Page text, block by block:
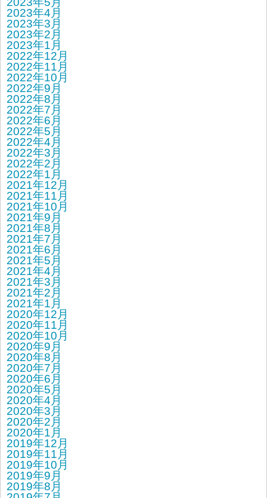
2023年4月
2023年3月
2023年2月
2023年1月
2022年12月
2022年11月
2022年10月
2022年9月
2022年8月
2022年7月
2022年6月
2022年5月
2022年4月
2022年3月
2022年2月
2022年1月
2021年12月
2021年11月
2021年10月
2021年9月
2021年8月
2021年7月
2021年6月
2021年5月
2021年4月
2021年3月
2021年2月
2021年1月
2020年12月
2020年11月
2020年10月
2020年9月
2020年8月
2020年7月
2020年6月
2020年5月
2020年4月
2020年3月
2020年2月
2020年1月
2019年12月
2019年11月
2019年10月
2019年9月
2019年8月